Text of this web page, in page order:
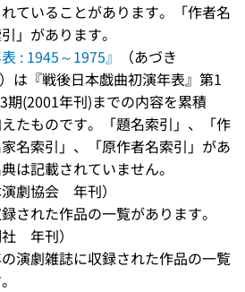
ていることがあります。「作者名
」があります。
: 1945～1975』
（あづき
『戦後日本戯曲初演年表』第1
期(2001年刊)までの内容を累積
たものです。「題名索引」、「作
名索引」、「原作者名索引」があ
は記載されていません。
演劇協会 年刊）
された作品の一覧があります。
社 年刊）
演劇雑誌に収録された作品の一覧